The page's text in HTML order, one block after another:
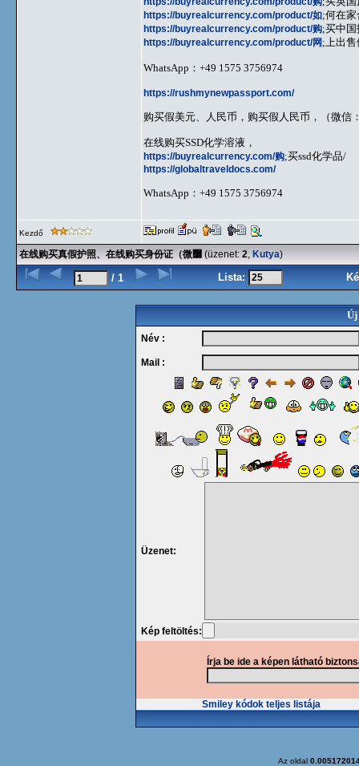
https://buyrealcurrency.com/product/如;何在
https://buyrealcurrency.com/product/购;买中
https://buyrealcurrency.com/product/网;上出
WhatsApp：+49 1575 3756974
https://rushmynewpassport.com/
购买假美元、人民币，购买假人民币，（微信
在线购买SSD化学溶液，
https://buyrealcurrency.com/购;买ssd化学品/
https://globaltraveldocs.com/
WhatsApp：+49 1575 3756974
Kezdő
在线购买真假护照、在线购买身份证（微߼ (üzenet: 2, Kutya)
/ 1 Lista:
Új
Név :
Mail :
Üzenet:
Kép feltöltés:
Írja be ide a képen látható
Smiley kódok teljes listája
Az oldal